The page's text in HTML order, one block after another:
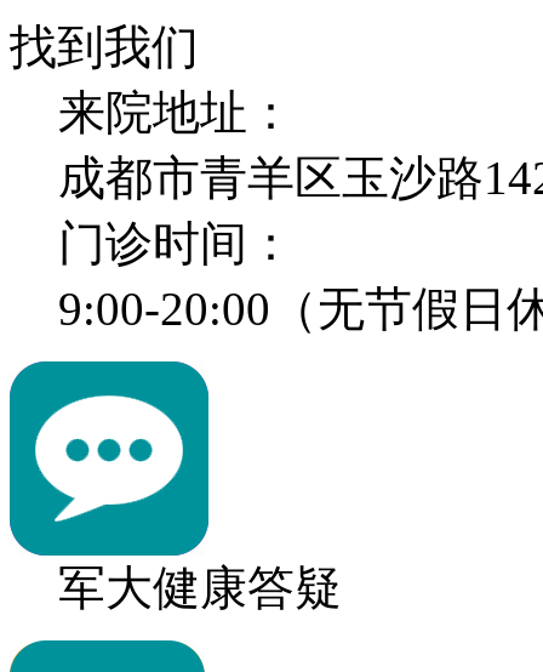
找到我们
来院地址：
成都市青羊区玉沙路
门诊时间：
9:00-20:00（无节假日
军大健康答疑